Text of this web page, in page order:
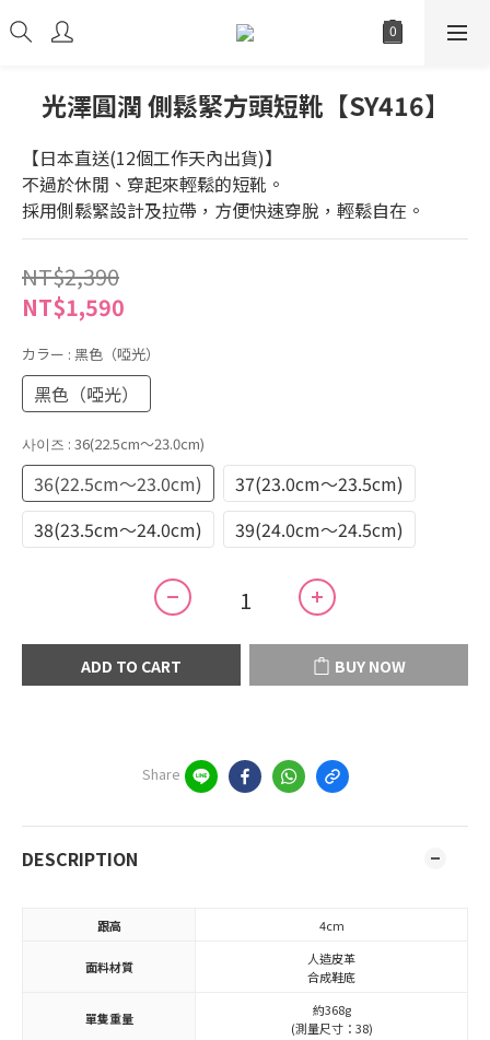
光澤圓潤 側鬆緊方頭短靴【SY416】
【日本直送(12個工作天內出貨)】
不過於休閒、穿起來輕鬆的短靴。
採用側鬆緊設計及拉帶，方便快速穿脫，輕鬆自在。
NT$2,390
NT$1,590
カラー : 黑色（啞光）
黑色（啞光）
사이즈 : 36(22.5cm～23.0cm)
36(22.5cm～23.0cm)
37(23.0cm～23.5cm)
38(23.5cm～24.0cm)
39(24.0cm～24.5cm)
ADD TO CART BUY NOW
Share
DESCRIPTION
跟高 4cm
面料材質
人造皮革
合成鞋底
單隻重量
約368g
(測量尺寸：38)